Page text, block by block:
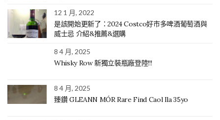
12 1 月, 2022
是該開始更新了：2024 Costco好市多啤酒葡萄酒與
威士忌 介紹&推薦&選購
8 4 月, 2025
Whisky Row 新獨立裝瓶廠登陸!!!
8 4 月, 2025
臻鑽 GLEANN MÓR Rare Find Caol Ila 35yo